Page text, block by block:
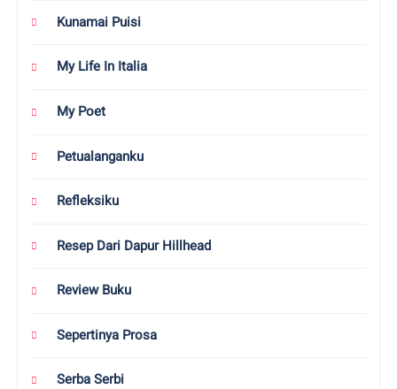
Kunamai Puisi
My Life In Italia
My Poet
Petualanganku
Refleksiku
Resep Dari Dapur Hillhead
Review Buku
Sepertinya Prosa
Serba Serbi